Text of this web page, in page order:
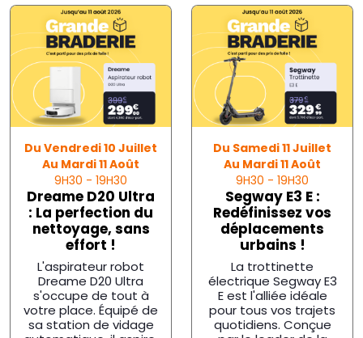
Du Vendredi 10 Juillet
Au Mardi 11 Août
Date:
9H30 - 19H30
Dreame D20 Ultra
: La perfection du
nettoyage, sans
effort !
L'aspirateur robot
Dreame D20 Ultra
s'occupe de tout à
votre place. Équipé de
sa station de vidage
Du Samedi 11 Juillet
Au Mardi 11 Août
Date:
9H30 - 19H30
Segway E3 E :
Redéfinissez vos
déplacements
urbains !
La trottinette
électrique Segway E3
E est l'alliée idéale
pour tous vos trajets
quotidiens. Conçue